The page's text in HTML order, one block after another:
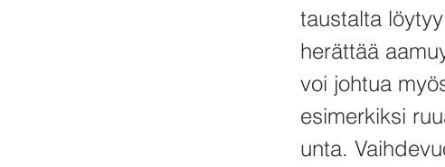
taustalta
herättää
voi johtua
esimerkiksi
unta.